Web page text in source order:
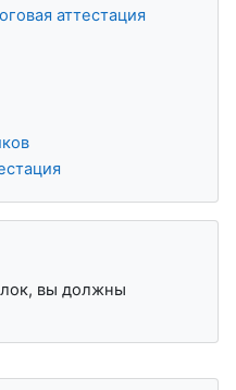
аттестация
вы должны